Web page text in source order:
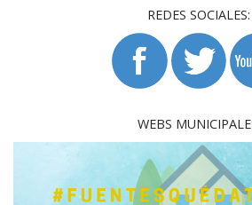
REDES SOCIALES:
WEBS